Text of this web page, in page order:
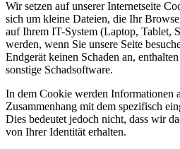
Wir setzen auf unserer Internetseite
sich um kleine Dateien, die Ihr
auf Ihrem IT-System (Laptop, Tablet,
werden, wenn Sie unsere Seite
Endgerät keinen Schaden an,
sonstige Schadsoftware.
In dem Cookie werden Informationen
Zusammenhang mit dem spezifisch
Dies bedeutet jedoch nicht, dass wir
von Ihrer Identität erhalten.